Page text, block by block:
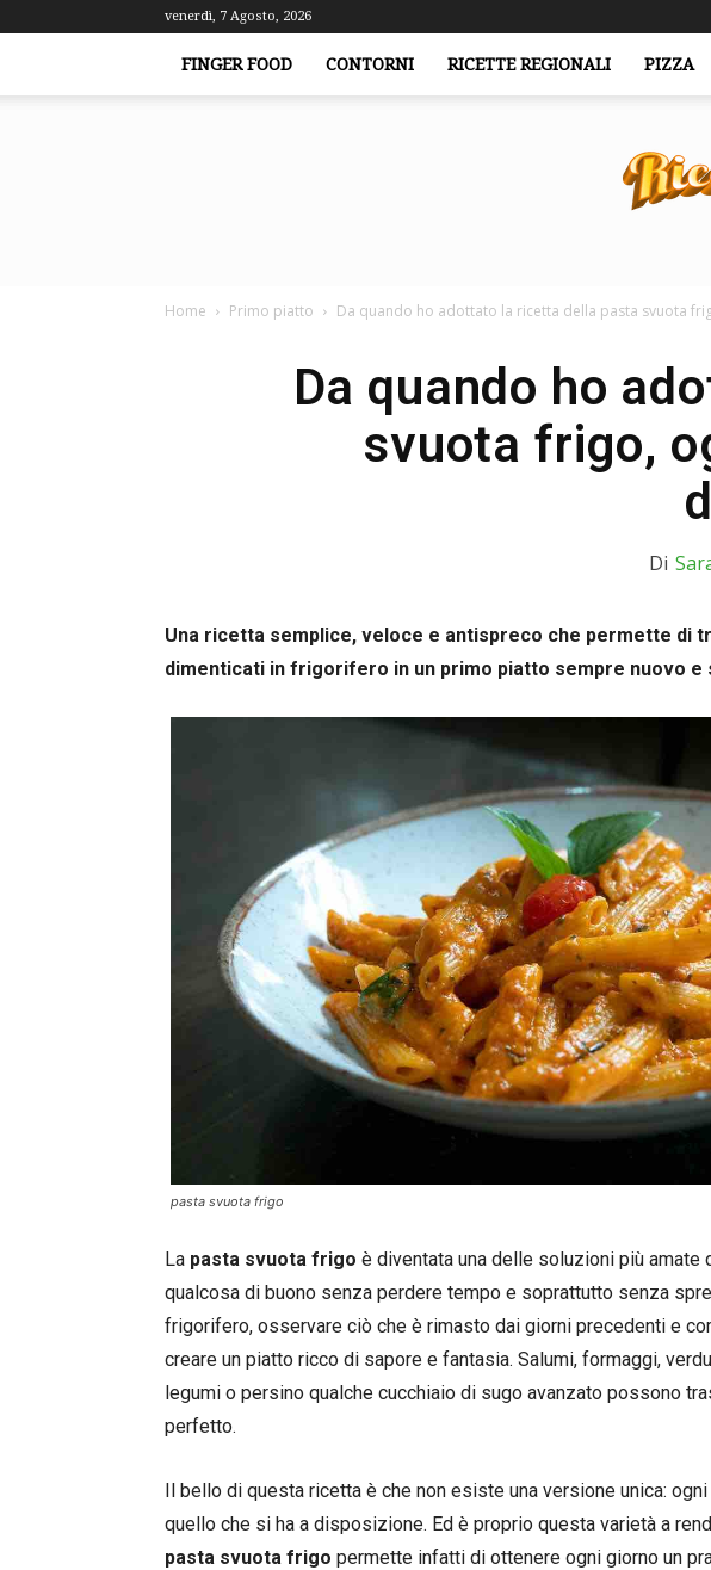
venerdì, 7 Agosto, 2026
FINGER FOOD CONTORNI RICETTE REGIONALI PIZZA
Home Primo piatto Da quando ho adottato la ricetta della pasta svuota
Da quando ho
svuota frigo,
Di
Una ricetta semplice, veloce e antispreco che permette di
dimenticati in frigorifero in un primo piatto sempre nuovo
pasta svuota frigo
La pasta svuota frigo è diventata una delle soluzioni più amate
qualcosa di buono senza perdere tempo e soprattutto senza
frigorifero, osservare ciò che è rimasto dai giorni precedenti e
creare un piatto ricco di sapore e fantasia. Salumi, formaggi,
legumi o persino qualche cucchiaio di sugo avanzato possono
perfetto.
Il bello di questa ricetta è che non esiste una versione unica:
quello che si ha a disposizione. Ed è proprio questa varietà a
pasta svuota frigo permette infatti di ottenere ogni giorno un